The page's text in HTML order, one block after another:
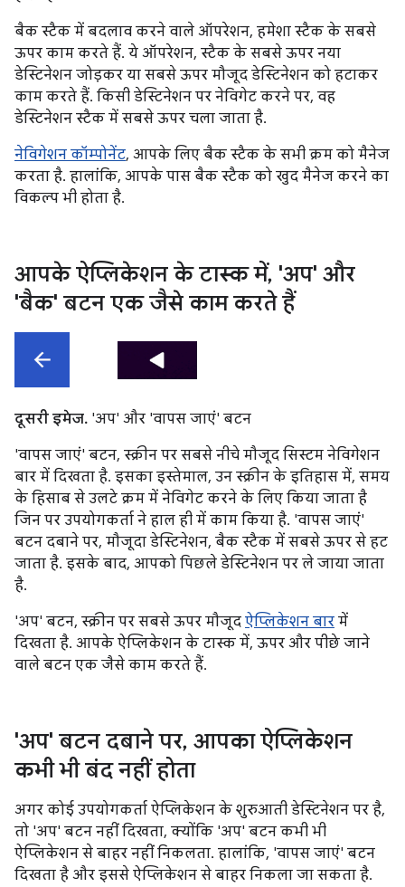
बैक स्टैक में बदलाव करने वाले ऑपरेशन, हमेशा स्टैक के सबसे
ऊपर काम करते हैं. ये ऑपरेशन, स्टैक के सबसे ऊपर नया
डेस्टिनेशन जोड़कर या सबसे ऊपर मौजूद डेस्टिनेशन को हटाकर
काम करते हैं. किसी डेस्टिनेशन पर नेविगेट करने पर, वह
डेस्टिनेशन स्टैक में सबसे ऊपर चला जाता है.
नेविगेशन कॉम्पोनेंट, आपके लिए बैक स्टैक के सभी क्रम को मैनेज
करता है. हालांकि, आपके पास बैक स्टैक को खुद मैनेज करने का
विकल्प भी होता है.
आपके ऐप्लिकेशन के टास्क में, 'अप' और
'बैक' बटन एक जैसे काम करते हैं
दूसरी इमेज. 'अप' और 'वापस जाएं' बटन
'वापस जाएं' बटन, स्क्रीन पर सबसे नीचे मौजूद सिस्टम नेविगेशन
बार में दिखता है. इसका इस्तेमाल, उन स्क्रीन के इतिहास में, समय
के हिसाब से उलटे क्रम में नेविगेट करने के लिए किया जाता है
जिन पर उपयोगकर्ता ने हाल ही में काम किया है. 'वापस जाएं'
बटन दबाने पर, मौजूदा डेस्टिनेशन, बैक स्टैक में सबसे ऊपर से हट
जाता है. इसके बाद, आपको पिछले डेस्टिनेशन पर ले जाया जाता
है.
'अप' बटन, स्क्रीन पर सबसे ऊपर मौजूद ऐप्लिकेशन बार में
दिखता है. आपके ऐप्लिकेशन के टास्क में, ऊपर और पीछे जाने
वाले बटन एक जैसे काम करते हैं.
'अप' बटन दबाने पर, आपका ऐप्लिकेशन
कभी भी बंद नहीं होता
अगर कोई उपयोगकर्ता ऐप्लिकेशन के शुरुआती डेस्टिनेशन पर है,
तो 'अप' बटन नहीं दिखता, क्योंकि 'अप' बटन कभी भी
ऐप्लिकेशन से बाहर नहीं निकलता. हालांकि, 'वापस जाएं' बटन
दिखता है और इससे ऐप्लिकेशन से बाहर निकला जा सकता है.